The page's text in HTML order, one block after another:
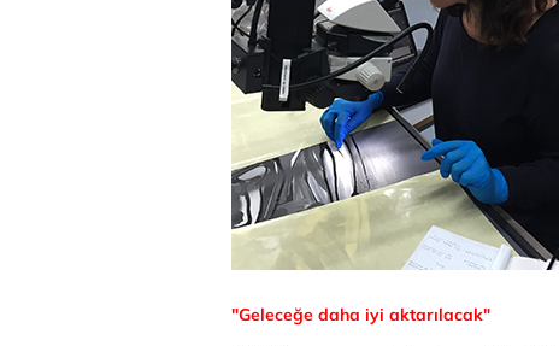
"Geleceğe daha iyi aktarılacak"